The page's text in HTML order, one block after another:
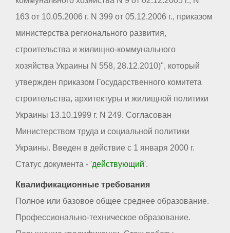
163 от 10.05.2006 г. N 399 от 05.12.2006 г., приказом
министерства регионального развития,
строительства и жилищно-коммунального
хозяйства Украины N 558, 28.12.2010)", который
утвержден приказом Государственного комитета
строительства, архитектуры и жилищной политики
Украины 13.10.1999 г. N 249. Согласован
Министерством труда и социальной политики
Украины. Введен в действие с 1 января 2000 г.
Статус документа - 'действующий'.
Квалификационные требования
Полное или базовое общее среднее образование.
Профессионально-техническое образование.